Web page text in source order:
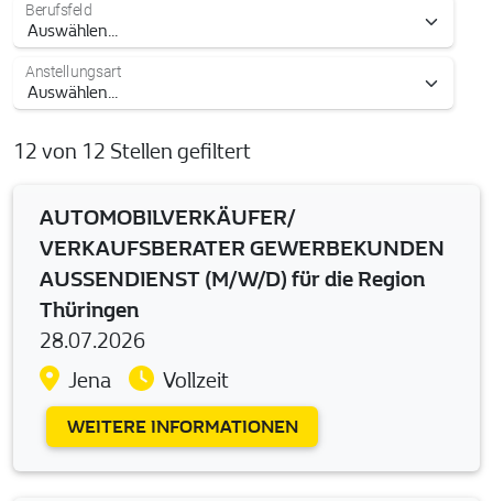
Berufsfeld
Anstellungsart
12 von 12 Stellen gefiltert
AUTOMOBILVERKÄUFER/
VERKAUFSBERATER GEWERBEKUNDEN
AUSSENDIENST (M/W/D) für die Region
Thüringen
28.07.2026
Jena
Vollzeit
WEITERE INFORMATIONEN